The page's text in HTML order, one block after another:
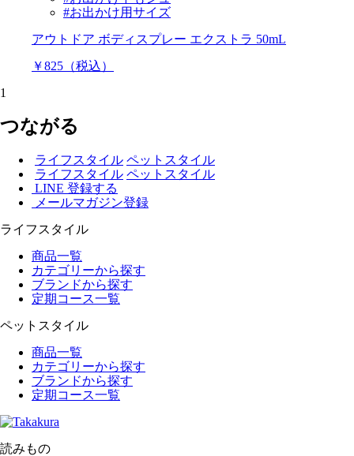
#お出かけ用サイズ
アウトドア ボディスプレー エクストラ 50mL
￥825（税込）
1
つながる
ライフスタイル ペットスタイル
ライフスタイル ペットスタイル
LINE 登録する
メールマガジン登録
ライフスタイル
商品一覧
カテゴリーから探す
ブランドから探す
定期コース一覧
ペットスタイル
商品一覧
カテゴリーから探す
ブランドから探す
定期コース一覧
読みもの